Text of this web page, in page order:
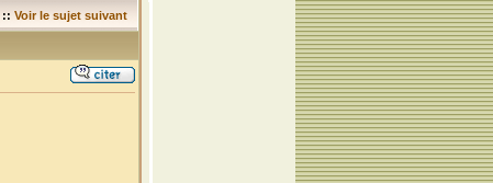
:: Voir le sujet suivant